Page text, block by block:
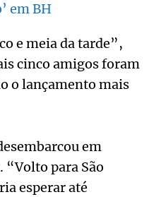
em BH
e meia da tarde”,
cinco amigos foram
o lançamento mais
em
para São
esperar até